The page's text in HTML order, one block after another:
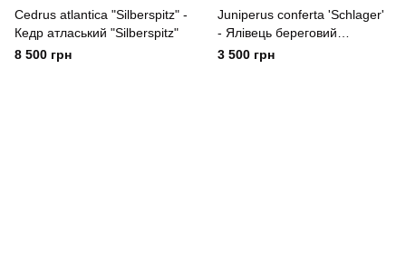
Cedrus atlantica "Silberspitz" -
Кедр атласький "Silberspitz"
8 500 грн
Juniperus conferta 'Schlager'
- Ялівець береговий
'Schlager'
3 500 грн